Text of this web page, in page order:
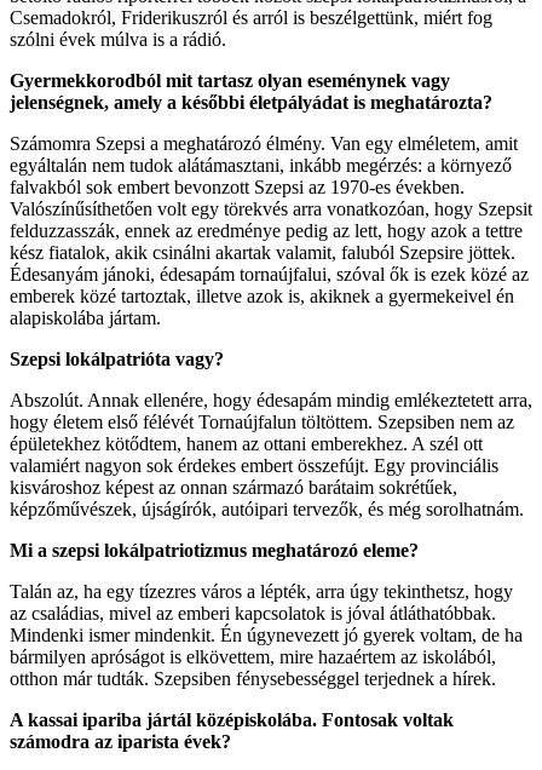
Csemadokról, Friderikuszról és arról is beszélgettünk, miért fog
szólni évek múlva is a rádió.
Gyermekkorodból mit tartasz olyan eseménynek vagy
jelenségnek, amely a későbbi életpályádat is meghatározta?
Számomra Szepsi a meghatározó élmény. Van egy elméletem, amit
egyáltalán nem tudok alátámasztani, inkább megérzés: a környező
falvakból sok embert bevonzott Szepsi az 1970-es években.
Valószínűsíthetően volt egy törekvés arra vonatkozóan, hogy Szepsit
felduzzasszák, ennek az eredménye pedig az lett, hogy azok a tettre
kész fiatalok, akik csinálni akartak valamit, faluból Szepsire jöttek.
Édesanyám jánoki, édesapám tornaújfalui, szóval ők is ezek közé az
emberek közé tartoztak, illetve azok is, akiknek a gyermekeivel én
alapiskolába jártam.
Szepsi lokálpatrióta vagy?
Abszolút. Annak ellenére, hogy édesapám mindig emlékeztetett arra,
hogy életem első félévét Tornaújfalun töltöttem. Szepsiben nem az
épületekhez kötődtem, hanem az ottani emberekhez. A szél ott
valamiért nagyon sok érdekes embert összefújt. Egy provinciális
kisvároshoz képest az onnan származó barátaim sokrétűek,
képzőművészek, újságírók, autóipari tervezők, és még sorolhatnám.
Mi a szepsi lokálpatriotizmus meghatározó eleme?
Talán az, ha egy tízezres város a lépték, arra úgy tekinthetsz, hogy
az családias, mivel az emberi kapcsolatok is jóval átláthatóbbak.
Mindenki ismer mindenkit. Én úgynevezett jó gyerek voltam, de ha
bármilyen apróságot is elkövettem, mire hazaértem az iskolából,
otthon már tudták. Szepsiben fénysebességgel terjednek a hírek.
A kassai ipariba jártál középiskolába. Fontosak voltak
számodra az iparista évek?